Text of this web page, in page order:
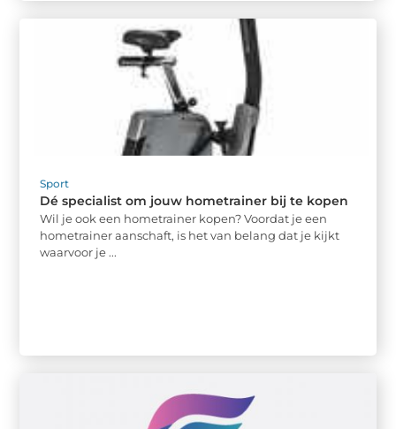
Sport
Dé specialist om jouw hometrainer bij te kopen
Wil je ook een hometrainer kopen? Voordat je een
hometrainer aanschaft, is het van belang dat je kijkt
waarvoor je ...